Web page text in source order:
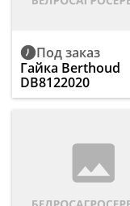
Под заказ
Гайка Berthoud
DB8122020